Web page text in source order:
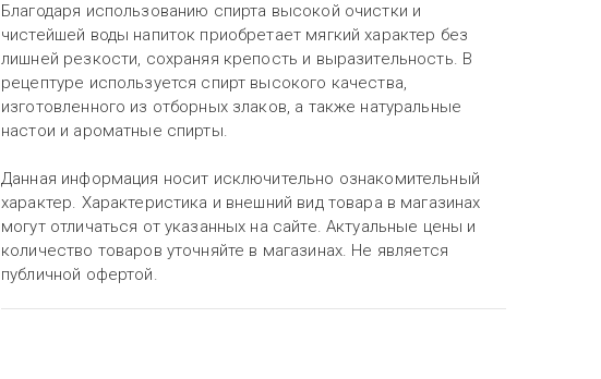
Благодаря использованию спирта высокой очистки и
чистейшей воды напиток приобретает мягкий характер без
лишней резкости, сохраняя крепость и выразительность. В
рецептуре используется спирт высокого качества,
изготовленного из отборных злаков, а также натуральные
настои и ароматные спирты.
Данная информация носит исключительно ознакомительный
характер. Характеристика и внешний вид товара в магазинах
могут отличаться от указанных на сайте. Актуальные цены и
количество товаров уточняйте в магазинах. Не является
публичной офертой.